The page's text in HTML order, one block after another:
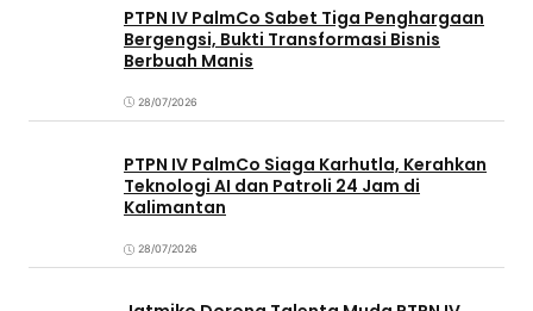
PTPN IV PalmCo Sabet Tiga Penghargaan
Bergengsi, Bukti Transformasi Bisnis
Berbuah Manis
28/07/2026
PTPN IV PalmCo Siaga Karhutla, Kerahkan
Teknologi AI dan Patroli 24 Jam di
Kalimantan
28/07/2026